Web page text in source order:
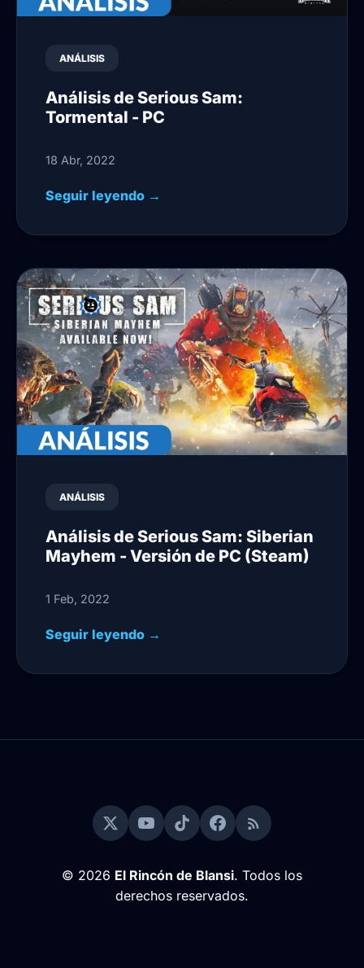
ANÁLISIS
Análisis de Serious Sam:
Tormental - PC
18 Abr, 2022
Seguir leyendo →
ANÁLISIS
Análisis de Serious Sam: Siberian
Mayhem - Versión de PC (Steam)
1 Feb, 2022
Seguir leyendo →
© 2026 El Rincón de Blansi. Todos los
derechos reservados.